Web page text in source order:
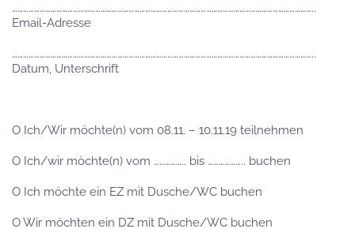
………………………………………………………………………………………………………………………………………………..
Email-Adresse
………………………………………………………………………………………………………………………………………………..
Datum, Unterschrift
O Ich/Wir möchte(n) vom 08.11. – 10.11.19 teilnehmen
O Ich/wir möchte(n) vom …………….. bis ……………….. buchen
O Ich möchte ein EZ mit Dusche/WC buchen
O Wir möchten ein DZ mit Dusche/WC buchen